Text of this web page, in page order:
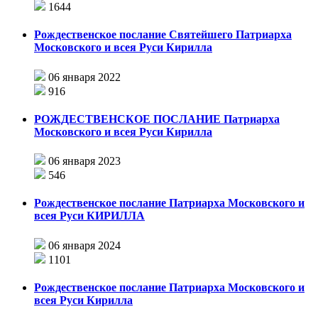
1644
Рождественское послание Святейшего Патриарха
Московского и всея Руси Кирилла
06 января 2022
916
РОЖДЕСТВЕНСКОЕ ПОСЛАНИЕ Патриарха
Московского и всея Руси Кирилла
06 января 2023
546
Рождественское послание Патриарха Московского и
всея Руси КИРИЛЛА
06 января 2024
1101
Рождественское послание Патриарха Московского и
всея Руси Кирилла